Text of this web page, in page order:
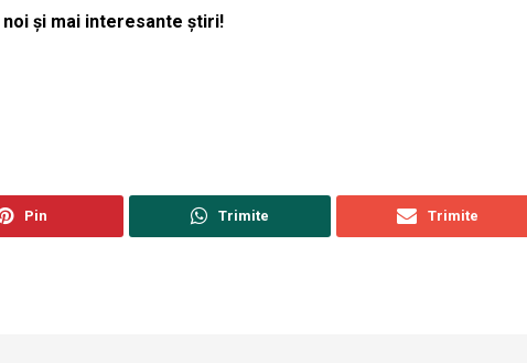
și mai interesante știri!
Pin Trimite Trimite